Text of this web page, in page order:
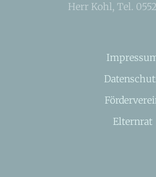
Herr Kohl, Tel.
Elternrat